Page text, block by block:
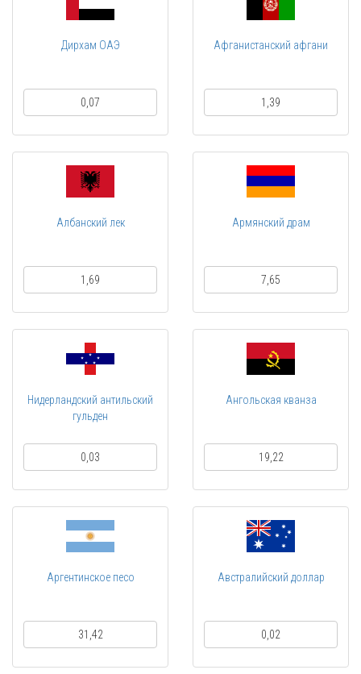
Дирхам ОАЭ
0,07
Афганистанский афгани
1,39
Албанский лек
1,69
Армянский драм
7,65
Нидерландский антильский
гульден
0,03
Ангольская кванза
19,22
Аргентинское песо
31,42
Австралийский доллар
0,02